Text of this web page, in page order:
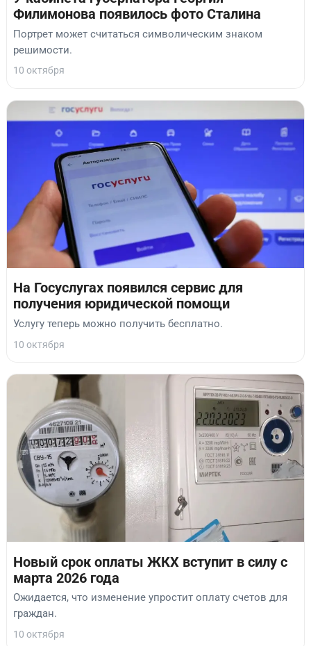
Филимонова появилось фото Сталина
Портрет может считаться символическим знаком
решимости.
10 октября
На Госуслугах появился сервис для
получения юридической помощи
Услугу теперь можно получить бесплатно.
10 октября
Новый срок оплаты ЖКХ вступит в силу с
марта 2026 года
Ожидается, что изменение упростит оплату счетов для
граждан.
10 октября